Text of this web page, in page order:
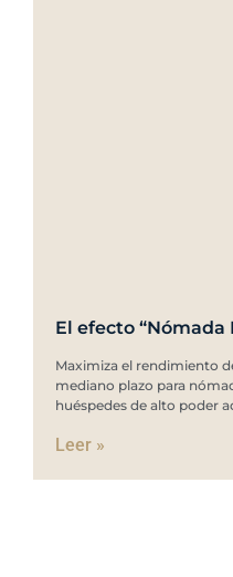
El efecto
Maximiza el rendimiento
mediano plazo para
huéspedes de alto poder
Leer »